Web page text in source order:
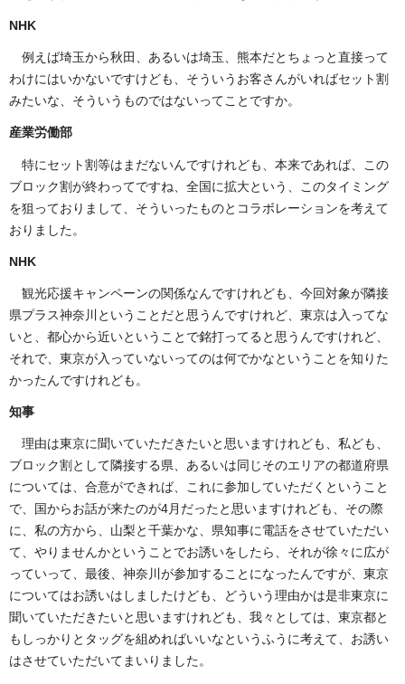
NHK
例えば埼玉から秋田、あるいは埼玉、熊本だとちょっと直接って
わけにはいかないですけども、そういうお客さんがいればセット割
みたいな、そういうものではないってことですか。
産業労働部
特にセット割等はまだないんですけれども、本来であれば、この
ブロック割が終わってですね、全国に拡大という、このタイミング
を狙っておりまして、そういったものとコラボレーションを考えて
おりました。
NHK
観光応援キャンペーンの関係なんですけれども、今回対象が隣接
県プラス神奈川ということだと思うんですけれど、東京は入ってな
いと、都心から近いということで銘打ってると思うんですけれど、
それで、東京が入っていないってのは何でかなということを知りた
かったんですけれども。
知事
理由は東京に聞いていただきたいと思いますけれども、私ども、
ブロック割として隣接する県、あるいは同じそのエリアの都道府県
については、合意ができれば、これに参加していただくということ
で、国からお話が来たのが4月だったと思いますけれども、その際
に、私の方から、山梨と千葉かな、県知事に電話をさせていただい
て、やりませんかということでお誘いをしたら、それが徐々に広が
っていって、最後、神奈川が参加することになったんですが、東京
についてはお誘いはしましたけども、どういう理由かは是非東京に
聞いていただきたいと思いますけれども、我々としては、東京都と
もしっかりとタッグを組めればいいなというふうに考えて、お誘い
はさせていただいてまいりました。